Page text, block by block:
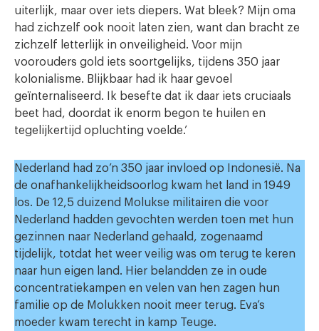
uiterlijk, maar over iets diepers. Wat bleek? Mijn oma
had zichzelf ook nooit laten zien, want dan bracht ze
zichzelf letterlijk in onveiligheid. Voor mijn
voorouders gold iets soortgelijks, tijdens 350 jaar
kolonialisme. Blijkbaar had ik haar gevoel
geïnternaliseerd. Ik besefte dat ik daar iets cruciaals
beet had, doordat ik enorm begon te huilen en
tegelijkertijd opluchting voelde.’
Nederland had zo’n 350 jaar invloed op Indonesië. Na
de onafhankelijkheidsoorlog kwam het land in 1949
los. De 12,5 duizend Molukse militairen die voor
Nederland hadden gevochten werden toen met hun
gezinnen naar Nederland gehaald, zogenaamd
tijdelijk, totdat het weer veilig was om terug te keren
naar hun eigen land. Hier belandden ze in oude
concentratiekampen en velen van hen zagen hun
familie op de Molukken nooit meer terug. Eva’s
moeder kwam terecht in kamp Teuge.